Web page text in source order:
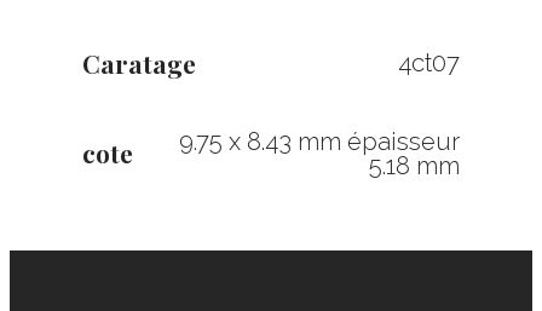
Caratage 4ct07
cote
9.75 x 8.43 mm épaisseur
5.18 mm